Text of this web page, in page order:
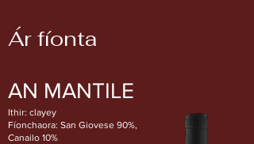
Ár fíonta
AN MANTILE
Ithir: clayey
Fíonchaora: San Giovese 90%,
Canailo 10%